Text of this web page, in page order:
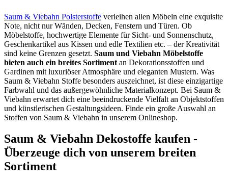
Saum & Viebahn Polsterstoffe verleihen allen Möbeln eine exquisite
Note, nicht nur Wänden, Decken, Fenstern und Türen. Ob
Möbelstoffe, hochwertige Elemente für Sicht- und Sonnenschutz,
Geschenkartikel aus Kissen und edle Textilien etc. – der Kreativität
sind keine Grenzen gesetzt. Saum und Viebahn Möbelstoffe
bieten auch ein breites Sortiment an Dekorationsstoffen und
Gardinen mit luxuriöser Atmosphäre und eleganten Mustern. Was
Saum & Viebahn Stoffe besonders auszeichnet, ist diese einzigartige
Farbwahl und das außergewöhnliche Materialkonzept. Bei Saum &
Viebahn erwartet dich eine beeindruckende Vielfalt an Objektstoffen
und künstlerischen Gestaltungsideen. Finde ein große Auswahl an
Stoffen von Saum & Viebahn in unserem Onlineshop.
Saum & Viebahn Dekostoffe kaufen -
Überzeuge dich von unserem breiten
Sortiment